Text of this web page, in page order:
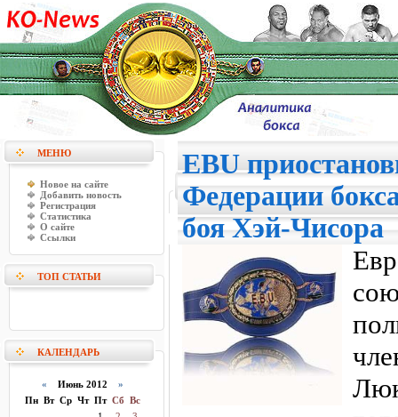
МЕНЮ
Новое на сайте
Добавить новость
Регистрация
Статистика
О сайте
Ссылки
ТОП СТАТЬИ
КАЛЕНДАРЬ
« Июнь 2012 »
Пн Вт Ср Чт Пт Сб Вс
EBU
Федерации
боя Хэй-Чисора